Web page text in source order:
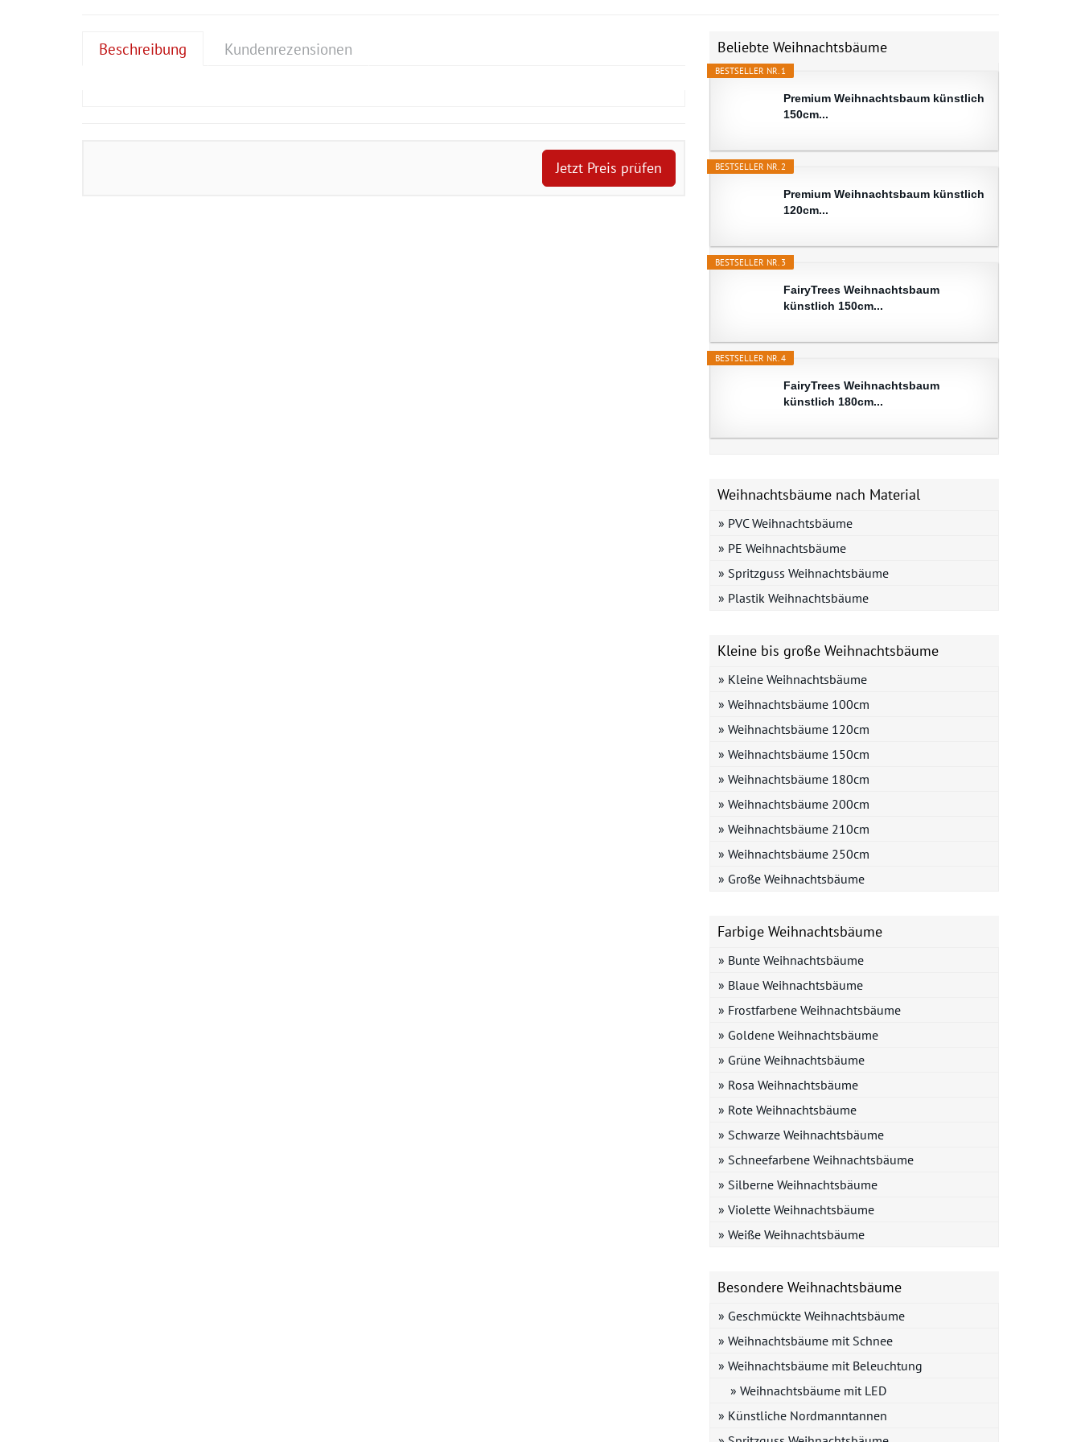
Beschreibung Kundenrezensionen
Jetzt Preis prüfen
Beliebte Weihnachtsbäume
BESTSELLER NR. 1
Premium Weihnachtsbaum künstlich
150cm...
BESTSELLER NR. 2
Premium Weihnachtsbaum künstlich
120cm...
BESTSELLER NR. 3
FairyTrees Weihnachtsbaum
künstlich 150cm...
BESTSELLER NR. 4
FairyTrees Weihnachtsbaum
künstlich 180cm...
Weihnachtsbäume nach Material
» PVC Weihnachtsbäume
» PE Weihnachtsbäume
» Spritzguss Weihnachtsbäume
» Plastik Weihnachtsbäume
Kleine bis große Weihnachtsbäume
» Kleine Weihnachtsbäume
» Weihnachtsbäume 100cm
» Weihnachtsbäume 120cm
» Weihnachtsbäume 150cm
» Weihnachtsbäume 180cm
» Weihnachtsbäume 200cm
» Weihnachtsbäume 210cm
» Weihnachtsbäume 250cm
» Große Weihnachtsbäume
Farbige Weihnachtsbäume
» Bunte Weihnachtsbäume
» Blaue Weihnachtsbäume
» Frostfarbene Weihnachtsbäume
» Goldene Weihnachtsbäume
» Grüne Weihnachtsbäume
» Rosa Weihnachtsbäume
» Rote Weihnachtsbäume
» Schwarze Weihnachtsbäume
» Schneefarbene Weihnachtsbäume
» Silberne Weihnachtsbäume
» Violette Weihnachtsbäume
» Weiße Weihnachtsbäume
Besondere Weihnachtsbäume
» Geschmückte Weihnachtsbäume
» Weihnachtsbäume mit Schnee
» Weihnachtsbäume mit Beleuchtung
» Weihnachtsbäume mit LED
» Künstliche Nordmanntannen